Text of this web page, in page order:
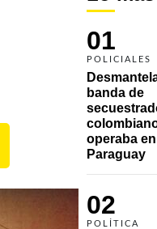
01
POLICIALES
banda de
operaba en
Paraguay
02
POLÍTICA